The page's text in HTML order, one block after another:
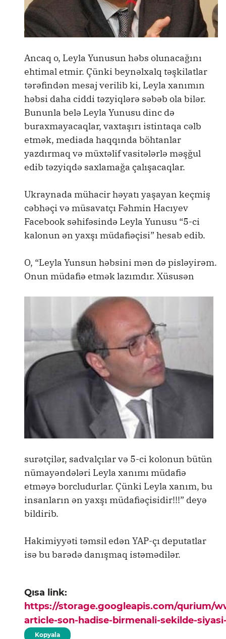
Ancaq o, Leyla Yunusun həbs olunacağını
ehtimal etmir. Çünki beynəlxalq təşkilatlar
tərəfindən mesaj verilib ki, Leyla xanımın
həbsi daha ciddi təzyiqlərə səbəb ola bilər.
Bununla belə Leyla Yunusu dinc də
buraxmayacaqlar, vaxtaşırı istintaqa cəlb
etmək, mediada haqqında böhtanlar
yazdırmaq və müxtəlif vasitələrlə məşğul
edib təzyiqdə saxlamağa çalışacaqlar.
Ukraynada mühacir həyatı yaşayan keçmiş
cəbhəçi və müsavatçı Fəhmin Hacıyev
Facebook səhifəsində Leyla Yunusu “5-ci
kalonun ən yaxşı müdafiəçisi” hesab edib.
O, “Leyla Yunsun həbsini mən də pisləyirəm.
Onun müdafiə etmək lazımdır. Xüsusən
surətçilər, sadvalçılar və 5-ci kolonun bütün
nümayəndələri Leyla xanımı müdafiə
etməyə borcludurlar. Çünki Leyla xanım, bu
insanların ən yaxşı müdafiəçisidir!!!” deyə
bildirib.
Hakimiyyəti təmsil edən YAP-çı deputatlar
isə bu barədə danışmaq istəmədilər.
Qısa link:
https://storage.googleapis.com/qurium/
article-son-hadise-birmenali-sekilde-
Kopyala